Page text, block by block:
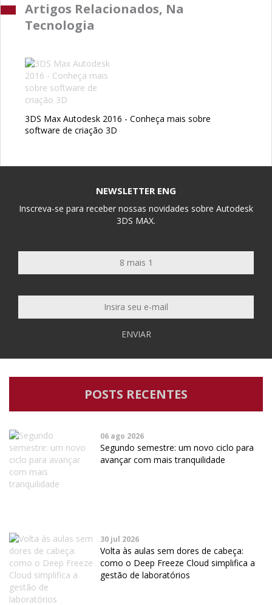
Artigos Relacionados, Na
Tecnologia
3DS Max Autodesk 2016 - Conheça mais sobre
software de criação 3D
NEWSLETTER ENG
Inscreva-se para receber nossas novidades sobre Autodesk
3DS MAX.
ENVIAR
POSTS RECENTES
06 ago 2026
Segundo semestre: um novo ciclo para
avançar com mais tranquilidade
30 jul 2026
Volta às aulas sem dores de cabeça:
como o Deep Freeze Cloud simplifica a
gestão de laboratórios